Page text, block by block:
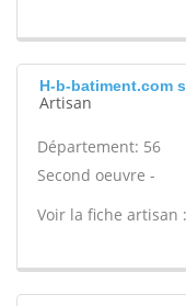
H-b-batiment.com
Artisan
Département: 56
Second oeuvre -
Voir la fiche artisan :